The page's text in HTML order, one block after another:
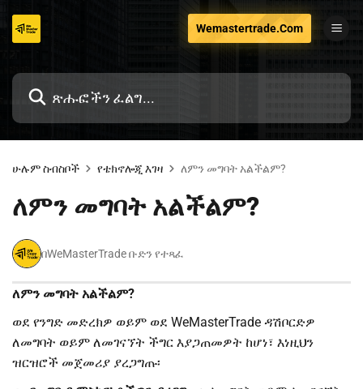
ይዘቱ
Wemastertrade.Com
ሁሉም ስብስቦች የቴክኖሎጂ እገዛ ለምን መግባት አልችልም?
ለምን መግባት አልችልም?
በWeMasterTrade ቡድን የተጻፈ
ለምን መግባት አልችልም?
ወደ የንግድ መድረክዎ ወይም ወደ WeMasterTrade ዳሽቦርድዎ
ለመግባት ወይም ለመገናኘት ችግር እያጋጠመዎት ከሆነ፣ እነዚህን
ዝርዝሮች መጀመሪያ ያረጋግጡ፡